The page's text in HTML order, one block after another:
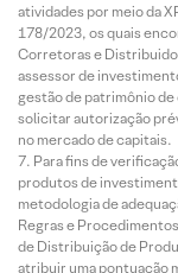
atividades por meio da
178/2023, os quais
Corretoras e
assessor de
gestão de patrimônio
solicitar autorização
no mercado de capitais.
Para fins de
produtos de
metodologia de
Regras e
de Distribuição de
atribuir uma pontuação